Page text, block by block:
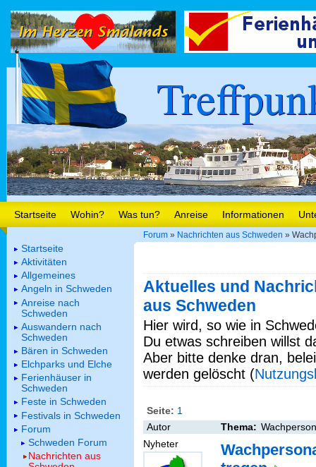
Startseite Wohin? Was tun? Anreise Informationen
Forum » Nachrichten aus Schweden »
Aktuelles und
aus Schweden
Hier wird, so wie in
Du etwas schreiben willst
Aber bitte denke dran,
werden gelöscht (
Seite: 1
Autor
Thema:
Nyheter
Startseite
Aktivitäten
Allgemeines
Angeln in Schweden
Anreise nach
Schweden
Auswandern nach
Schweden
Bären in Schweden
Elchparks und Elche
Ferienhäuser in
Schweden
Feste in Schweden
Festivals in Schweden
Forum
Schweden Forum
Nachrichten aus